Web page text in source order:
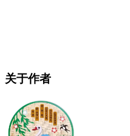
关于作者